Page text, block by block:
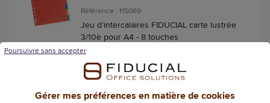
Référence : 115069
Jeu d'intercalaires FIDUCIAL carte lustrée
3/10è pour A4 - 8 touches
(3,23 € TTC)
Gérer mes préférences en matière de cookies
Poursuivre sans accepter